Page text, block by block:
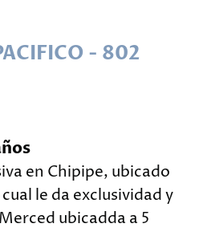
- 802
en Chipipe, ubicado
le da exclusividad y
ubicadda a 5